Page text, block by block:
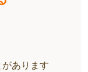
があります